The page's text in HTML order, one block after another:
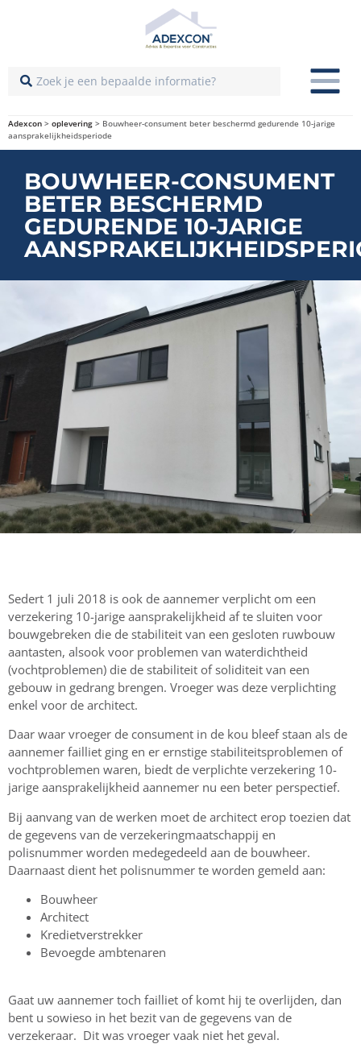
Adexcon > oplevering > Bouwheer-consument beter beschermd gedurende 10-jarige
aansprakelijkheidsperiode
BOUWHEER-CONSUMENT
BETER BESCHERMD
GEDURENDE 10-JARIGE
Sedert 1 juli 2018 is ook de aannemer verplicht om een
verzekering 10-jarige aansprakelijkheid af te sluiten voor
bouwgebreken die de stabiliteit van een gesloten ruwbouw
aantasten, alsook voor problemen van waterdichtheid
(vochtproblemen) die de stabiliteit of soliditeit van een
gebouw in gedrang brengen. Vroeger was deze verplichting
enkel voor de architect.
Daar waar vroeger de consument in de kou bleef staan als de
aannemer failliet ging en er ernstige stabiliteitsproblemen of
vochtproblemen waren, biedt de verplichte verzekering 10-
jarige aansprakelijkheid aannemer nu een beter perspectief.
Bij aanvang van de werken moet de architect erop toezien dat
de gegevens van de verzekeringmaatschappij en
polisnummer worden medegedeeld aan de bouwheer.
Daarnaast dient het polisnummer te worden gemeld aan:
Bouwheer
Architect
Kredietverstrekker
Bevoegde ambtenaren
Gaat uw aannemer toch failliet of komt hij te overlijden, dan
bent u sowieso in het bezit van de gegevens van de
verzekeraar. Dit was vroeger vaak niet het geval.